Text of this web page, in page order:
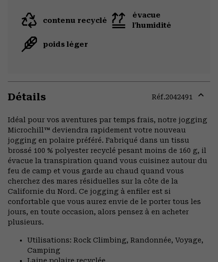
contenu recyclé
évacue
l'humidité
poids léger
Détails Réf.2042491
or
Idéal pour vos aventures par temps frais, notre jogging
Microchill™ deviendra rapidement votre nouveau
jogging en polaire préféré. Fabriqué dans un tissu
brossé 100 % polyester recyclé pesant moins de 160 g, il
évacue la transpiration quand vous cuisinez autour du
feu de camp et vous garde au chaud quand vous
cherchez des mares résiduelles sur la côte de la
Californie du Nord. Ce jogging à enfiler est si
confortable que vous aurez envie de le porter tous les
jours, en toute occasion, alors pensez à en acheter
plusieurs.
Utilisations: Rock Climbing, Randonnée, Voyage,
Camping